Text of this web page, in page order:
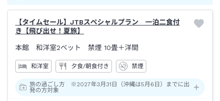
【タイムセール】JTBスペシャルプラン 一泊二食付
き【飛び出せ！夏旅】
本館 和洋室2ベット 禁煙 10畳＋洋間
和洋室 夕食/朝食付き 禁煙
旅の過ごし方 ※2027年3月31日（沖縄は5月6日）までに出
発の方対象